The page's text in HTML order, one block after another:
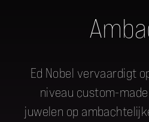
Ed Nobel vervaardigt
niveau custom-
juwelen op